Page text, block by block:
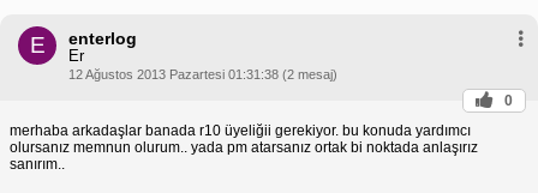
E enterlog
Er
12 Ağustos 2013 Pazartesi 01:31:38 (2 mesaj)
0
merhaba arkadaşlar banada r10 üyeliğii gerekiyor. bu konuda yardımcı
olursanız memnun olurum.. yada pm atarsanız ortak bi noktada anlaşırız
sanırım..